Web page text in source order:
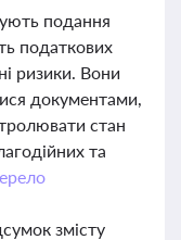
подання
податкових
ризики. Вони
документами,
стан
та
змісту